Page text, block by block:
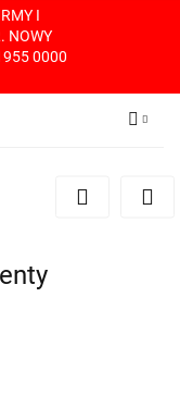
I
NOWY
0000
Zarejestruj się